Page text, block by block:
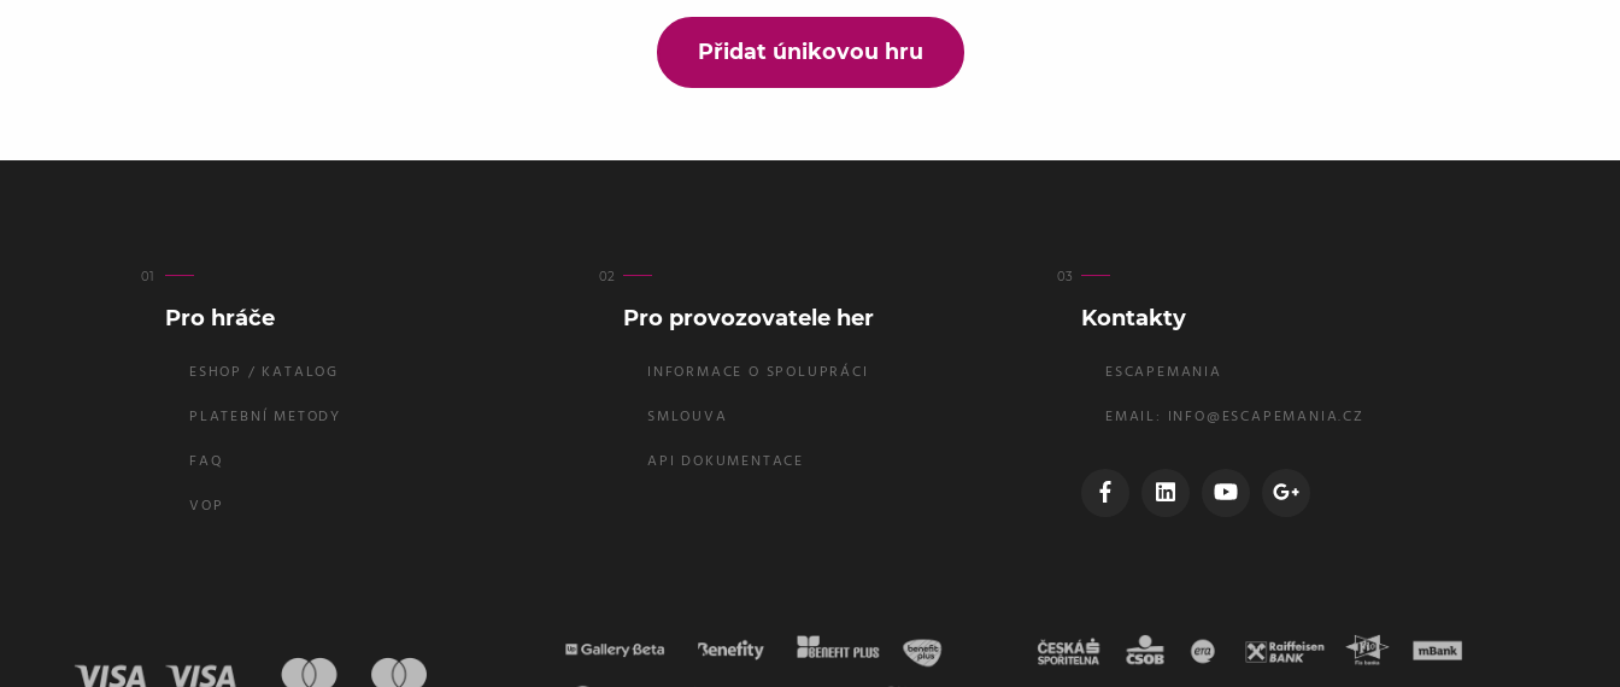
Přidat únikovou hru
Pro hráče
ESHOP / KATALOG
PLATEBNÍ METODY
FAQ
VOP
Pro provozovatele her
INFORMACE O SPOLUPRÁCI
SMLOUVA
API DOKUMENTACE
Kontakty
ESCAPEMANIA
EMAIL: INFO@ESCAPEMANIA.CZ